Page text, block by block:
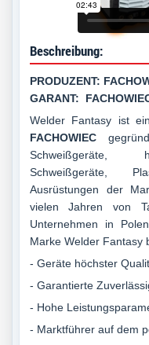
Beschreibung:
PRODUZENT:
GARANT:
Welder Fantasy ist
FACHOWIEC
Schweißgeräte,
Schweißgeräte,
Ausrüstungen der
vielen Jahren von
Unternehmen in
Marke Welder Fantasy
- Geräte höchster
- Garantierte
- Hohe
- Marktführer auf dem